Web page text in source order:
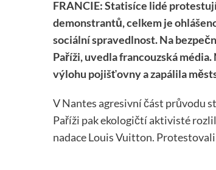
FRANCIE: Statisíce lidé
demonstrantů, celkem je
sociální spravedlnost. Na
Paříži, uvedla francouzská
výlohu pojišťovny a zapálila
V Nantes agresivní část průvodu
Paříži pak ekologičtí aktivisté
nadace Louis Vuitton.